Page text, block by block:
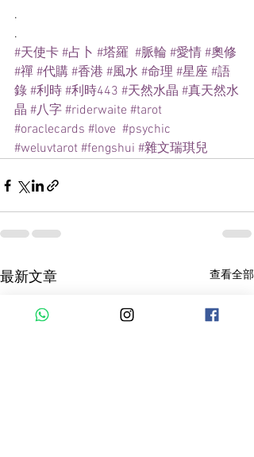
.
.
#天使卡 #占卜 #塔羅 #脈輪 #愛情 #奧修
#禪 #代購 #香港 #風水 #命理 #星座 #語
錄 #利時 #利時443 #天然水晶 #真天然水
晶 #八字 #riderwaite #tarot
#oraclecards #love #psychic
#weluvtarot #fengshui #雜文瑞琪兒
最新文章 查看全部